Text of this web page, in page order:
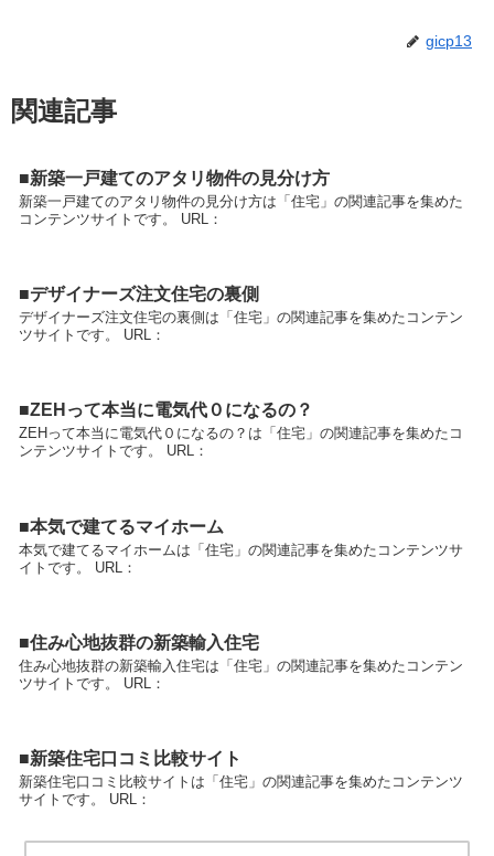
gicp13
関連記事
■新築一戸建てのアタリ物件の見分け方
新築一戸建てのアタリ物件の見分け方は「住宅」の関連記事を集めた
コンテンツサイトです。 URL：
■デザイナーズ注文住宅の裏側
デザイナーズ注文住宅の裏側は「住宅」の関連記事を集めたコンテン
ツサイトです。 URL：
■ZEHって本当に電気代０になるの？
ZEHって本当に電気代０になるの？は「住宅」の関連記事を集めたコ
ンテンツサイトです。 URL：
■本気で建てるマイホーム
本気で建てるマイホームは「住宅」の関連記事を集めたコンテンツサ
イトです。 URL：
■住み心地抜群の新築輸入住宅
住み心地抜群の新築輸入住宅は「住宅」の関連記事を集めたコンテン
ツサイトです。 URL：
■新築住宅口コミ比較サイト
新築住宅口コミ比較サイトは「住宅」の関連記事を集めたコンテンツ
サイトです。 URL：